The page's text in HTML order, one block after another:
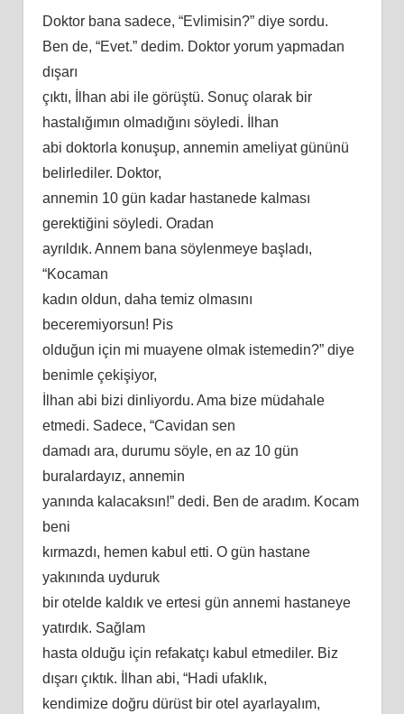
Doktor bana sadece, “Evlimisin?” diye sordu.
Ben de, “Evet.” dedim. Doktor yorum yapmadan
dışarı
çıktı, İlhan abi ile görüştü. Sonuç olarak bir
hastalığımın olmadığını söyledi. İlhan
abi doktorla konuşup, annemin ameliyat gününü
belirlediler. Doktor,
annemin 10 gün kadar hastanede kalması
gerektiğini söyledi. Oradan
ayrıldık. Annem bana söylenmeye başladı,
“Kocaman
kadın oldun, daha temiz olmasını
beceremiyorsun! Pis
olduğun için mi muayene olmak istemedin?” diye
benimle çekişiyor,
İlhan abi bizi dinliyordu. Ama bize müdahale
etmedi. Sadece, “Cavidan sen
damadı ara, durumu söyle, en az 10 gün
buralardayız, annemin
yanında kalacaksın!” dedi. Ben de aradım. Kocam
beni
kırmazdı, hemen kabul etti. O gün hastane
yakınında uyduruk
bir otelde kaldık ve ertesi gün annemi hastaneye
yatırdık. Sağlam
hasta olduğu için refakatçı kabul etmediler. Biz
dışarı çıktık. İlhan abi, “Hadi ufaklık,
kendimize doğru dürüst bir otel ayarlayalım,